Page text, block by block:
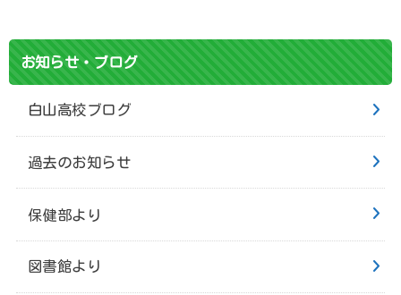
お知らせ・ブログ
白山高校ブログ
過去のお知らせ
保健部より
図書館より